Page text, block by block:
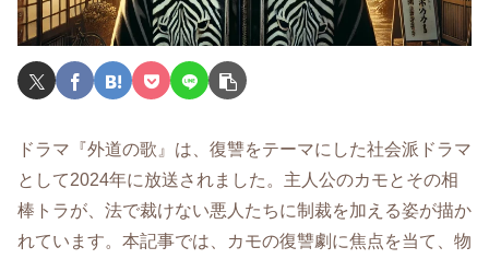
ドラマ『外道の歌』は、復讐をテーマにした社会派ドラマ
として2024年に放送されました。主人公のカモとその相
棒トラが、法で裁けない悪人たちに制裁を加える姿が描か
れています。本記事では、カモの復讐劇に焦点を当て、物